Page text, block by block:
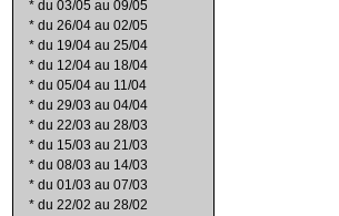
* du 03/05 au 09/05
* du 26/04 au 02/05
* du 19/04 au 25/04
* du 12/04 au 18/04
* du 05/04 au 11/04
* du 29/03 au 04/04
* du 22/03 au 28/03
* du 15/03 au 21/03
* du 08/03 au 14/03
* du 01/03 au 07/03
* du 22/02 au 28/02